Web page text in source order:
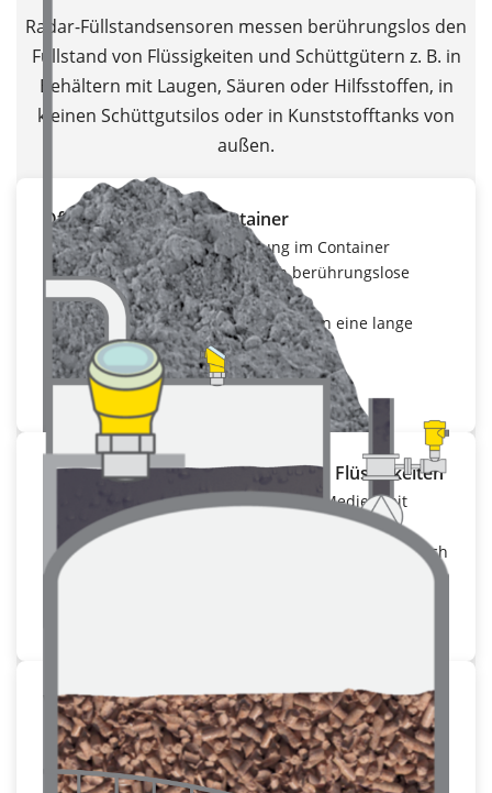
Radar-Füllstandsensoren messen berührungslos den
Füllstand von Flüssigkeiten und Schüttgütern z. B. in
Behältern mit Laugen, Säuren oder Hilfsstoffen, in
kleinen Schüttgutsilos oder in Kunststofftanks von
außen.
Offene Halden und Container
Zuverlässige Inhaltserfassung im Container
Wartungsfreier Betrieb durch berührungslose
Messung
Hochbeständige Materialien stellen eine lange
Lebensdauer sicher
Zur Anwendung
Lagerbehälter für Schüttgüter und Flüssigkeiten
Messung bis zum Boden auch bei Medien mit
niedriger Dielektrizitätszahl
Optimale Ausnutzung des Behältervolumens durch
Von außen messen
Zuverlässige Messung durch den Behälter
hindurch
Installation nachträglich ohne Öffnung des